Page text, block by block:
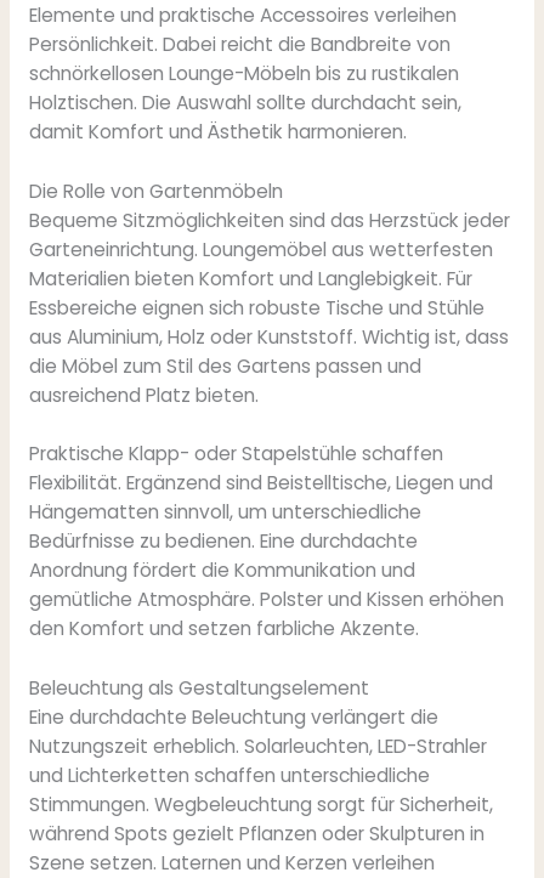
Elemente und praktische Accessoires verleihen
Persönlichkeit. Dabei reicht die Bandbreite von
schnörkellosen Lounge-Möbeln bis zu rustikalen
Holztischen. Die Auswahl sollte durchdacht sein,
damit Komfort und Ästhetik harmonieren.
Die Rolle von Gartenmöbeln
Bequeme Sitzmöglichkeiten sind das Herzstück jeder
Garteneinrichtung. Loungemöbel aus wetterfesten
Materialien bieten Komfort und Langlebigkeit. Für
Essbereiche eignen sich robuste Tische und Stühle
aus Aluminium, Holz oder Kunststoff. Wichtig ist, dass
die Möbel zum Stil des Gartens passen und
ausreichend Platz bieten.
Praktische Klapp- oder Stapelstühle schaffen
Flexibilität. Ergänzend sind Beistelltische, Liegen und
Hängematten sinnvoll, um unterschiedliche
Bedürfnisse zu bedienen. Eine durchdachte
Anordnung fördert die Kommunikation und
gemütliche Atmosphäre. Polster und Kissen erhöhen
den Komfort und setzen farbliche Akzente.
Beleuchtung als Gestaltungselement
Eine durchdachte Beleuchtung verlängert die
Nutzungszeit erheblich. Solarleuchten, LED-Strahler
und Lichterketten schaffen unterschiedliche
Stimmungen. Wegbeleuchtung sorgt für Sicherheit,
während Spots gezielt Pflanzen oder Skulpturen in
Szene setzen. Laternen und Kerzen verleihen